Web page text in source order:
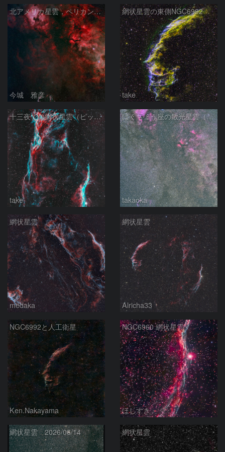
北アメリカ星雲，ペリカン星雲，サドル付近，クレセント星雲，網状星雲・・・etc
今城 雅彦
網状星雲の東側NGC6992
take
十三夜での網状星雲（ピッカリングの三角）
take
はくちょう座の散光星雲（１００ｍｍ）
takaoka
網状星雲
medaka
網状星雲
Alricha33
NGC6992と人工衛星
Ken.Nakayama
NGC6960 網状星雲
ほしすき
網状星雲 2026/06/14 網状星雲